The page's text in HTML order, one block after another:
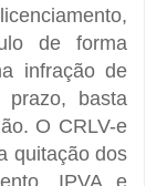
de forma
infração de
basta
O CRLV-e
quitação dos
IPVA e